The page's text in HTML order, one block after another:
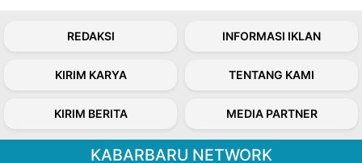
REDAKSI INFORMASI IKLAN
KIRIM KARYA TENTANG KAMI
KIRIM BERITA MEDIA PARTNER
KABARBARU NETWORK